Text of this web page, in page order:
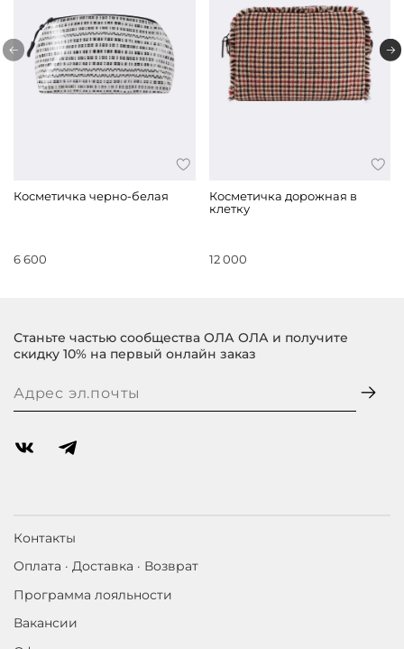
Косметичка черно-белая
6 600
Косметичка дорожная в
клетку
12 000
Контакты
Оплата · Доставка · Возврат
Программа лояльности
Вакансии
Станьте частью сообщества ОЛА ОЛА и получите
скидку 10% на первый онлайн заказ